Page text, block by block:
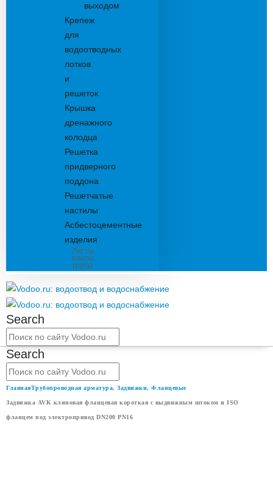
выходом
Крепеж
для
водоотводных
лотков
и
решеток
Крышка
дренажного
колодца
Решетка
придверного
поддона
Решетчатые
настилы
Асбестоцементные
изделия
Листы,
плиты,
трубы
Search
Search
ГлавнаяТрубопроводная арматура, Задвижки, Фланцевые
Задвижка AVK клиновая фланцевая короткая с выдвижным штоком и ISO
фланцем под электропривод DN200 PN16